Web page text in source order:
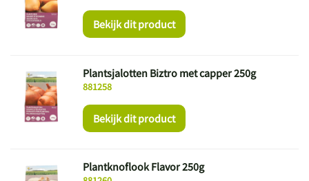
Bekijk dit product
881258
Plantsjalotten Biztro met capper 250g
Bekijk dit product
Plantknoflook Flavor 250g